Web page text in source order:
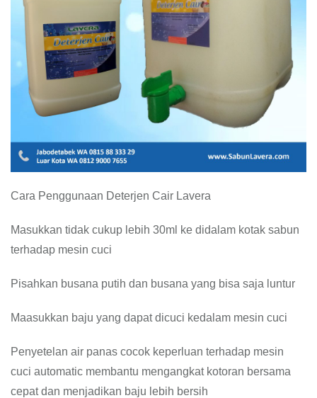
Cara Penggunaan Deterjen Cair Lavera
Masukkan tidak cukup lebih 30ml ke didalam kotak sabun
terhadap mesin cuci
Pisahkan busana putih dan busana yang bisa saja luntur
Maasukkan baju yang dapat dicuci kedalam mesin cuci
Penyetelan air panas cocok keperluan terhadap mesin
cuci automatic membantu mengangkat kotoran bersama
cepat dan menjadikan baju lebih bersih